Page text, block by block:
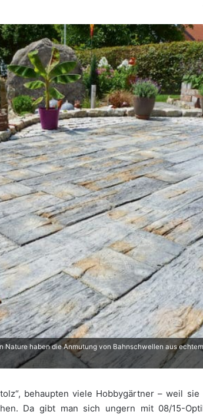
Nature haben die Anmutung von Bahnschwellen aus
behaupten viele Hobbygärtner – weil
Da gibt man sich ungern mit 08/15-